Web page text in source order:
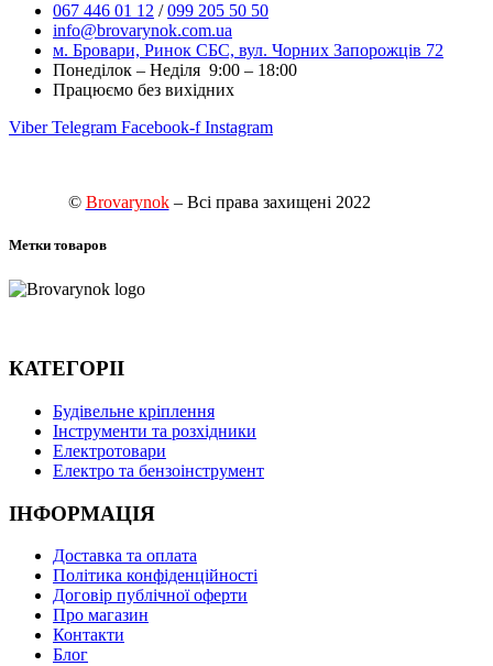
067 446 01 12 /099 205 50 50
info@brovarynok.com.ua
м. Бровари, Ринок СБС, вул. Чорних Запорожців 72
Понеділок – Неділя 9:00 – 18:00
Працюємо без вихідних
Viber Telegram Facebook-f Instagram
© Brovarynok– Всі права захищені 2022
Метки товаров
КАТЕГОРІІ
Будівельне кріплення
Інструменти та розхідники
Електротовари
Електро та бензоінструмент
ІНФОРМАЦІЯ
Доставка та оплата
Політика конфіденційності
Договір публічної оферти
Про магазин
Контакти
Блог